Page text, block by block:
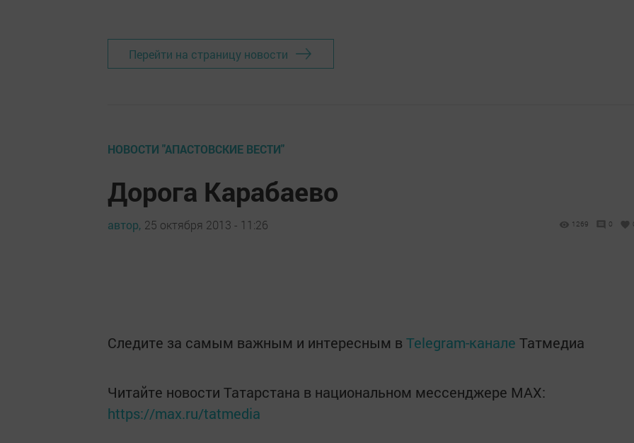
Перейти на страницу новости
НОВОСТИ "АПАСТОВСКИЕ ВЕСТИ"
Дорога Карабаево
автор, 25 октября 2013 - 11:26 1269 0
Следите за самым важным и интересным в Telegram-канале Татмедиа
Читайте новости Татарстана в национальном мессенджере MАХ:
https://max.ru/tatmedia